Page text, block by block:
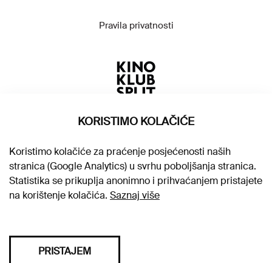
Pravila privatnosti
KORISTIMO KOLAČIĆE
Koristimo kolačiće za praćenje posjećenosti naših
stranica (Google Analytics) u svrhu poboljšanja stranica.
Statistika se prikuplja anonimno i prihvaćanjem pristajete
na korištenje kolačića. Saznaj više
PRISTAJEM